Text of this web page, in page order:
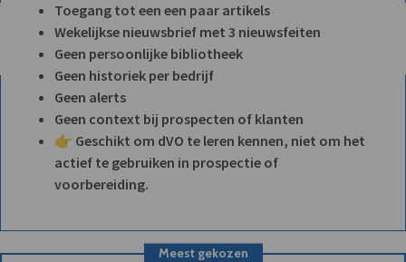
Toegang tot een een paar artikels
Wekelijkse nieuwsbrief met 3 nieuwsfeiten
Geen persoonlijke bibliotheek
Geen historiek per bedrijf
Geen alerts
Geen context bij prospecten of klanten
👉 Geschikt om dVO te leren kennen, niet om het
actief te gebruiken in prospectie of
voorbereiding.
Meest gekozen